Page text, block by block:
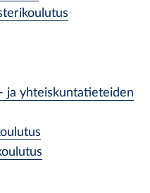
ja yhteiskuntatieteiden